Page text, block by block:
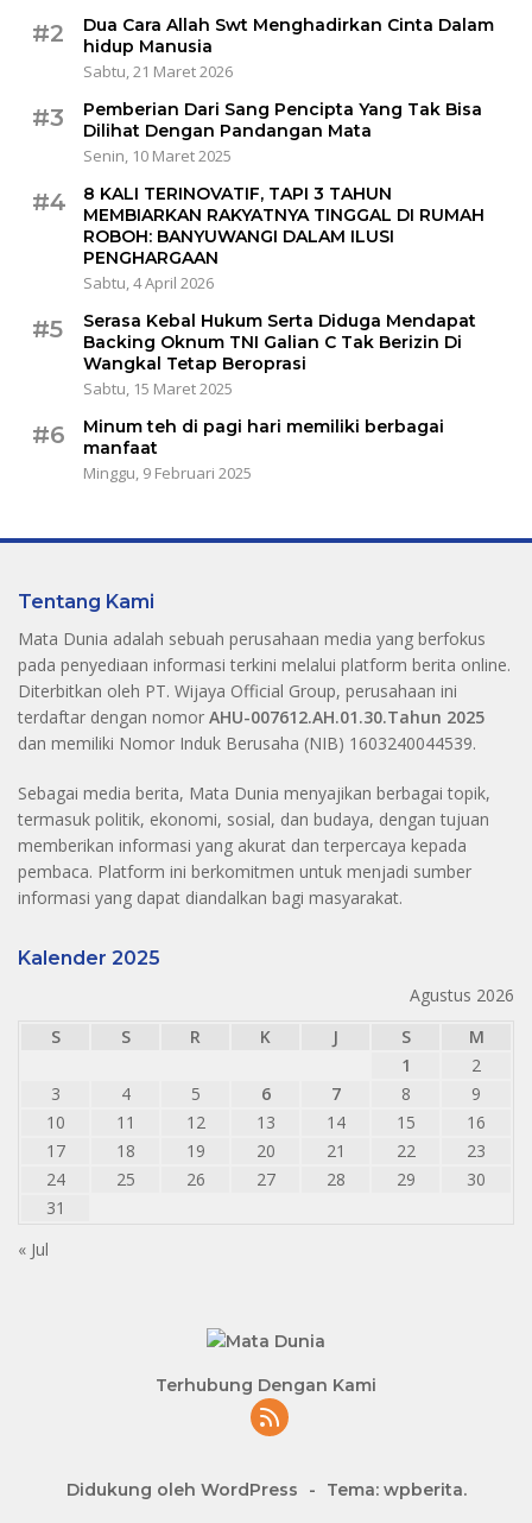
#2
Dua Cara Allah Swt Menghadirkan Cinta Dalam
hidup Manusia
Sabtu, 21 Maret 2026
#3
Pemberian Dari Sang Pencipta Yang Tak Bisa
Dilihat Dengan Pandangan Mata
Senin, 10 Maret 2025
#4
8 KALI TERINOVATIF, TAPI 3 TAHUN
MEMBIARKAN RAKYATNYA TINGGAL DI RUMAH
ROBOH: BANYUWANGI DALAM ILUSI
PENGHARGAAN
Sabtu, 4 April 2026
#5
Serasa Kebal Hukum Serta Diduga Mendapat
Backing Oknum TNI Galian C Tak Berizin Di
Wangkal Tetap Beroprasi
Sabtu, 15 Maret 2025
#6
Minum teh di pagi hari memiliki berbagai
manfaat
Minggu, 9 Februari 2025
Tentang Kami
Mata Dunia adalah sebuah perusahaan media yang berfokus
pada penyediaan informasi terkini melalui platform berita online.
Diterbitkan oleh PT. Wijaya Official Group, perusahaan ini
terdaftar dengan nomor AHU-007612.AH.01.30.Tahun 2025
dan memiliki Nomor Induk Berusaha (NIB) 1603240044539.
Sebagai media berita, Mata Dunia menyajikan berbagai topik,
termasuk politik, ekonomi, sosial, dan budaya, dengan tujuan
memberikan informasi yang akurat dan terpercaya kepada
pembaca. Platform ini berkomitmen untuk menjadi sumber
informasi yang dapat diandalkan bagi masyarakat.
Kalender 2025
Agustus 2026
S
S R K J S
M
1
2
3
4 5 6 7 8
9
10
11 12 13 14 15
16
17
18 19 20 21 22
23
24
25 26 27 28 29
30
31
« Jul
Terhubung Dengan Kami
Didukung oleh WordPress - Tema: wpberita.